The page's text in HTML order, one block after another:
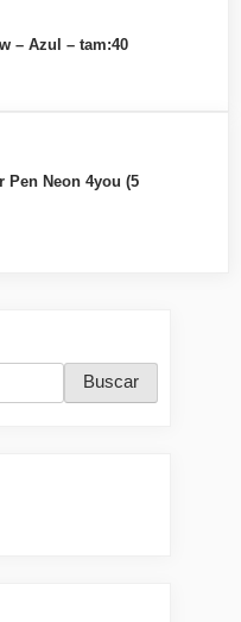
– Azul – tam:40
Pen Neon 4you (5
Buscar